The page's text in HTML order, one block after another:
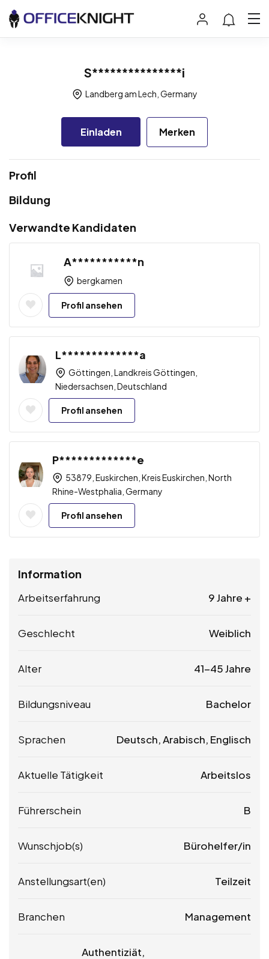
S***************i
Landberg am Lech, Germany
Einladen Merken
Profil
Bildung
Verwandte Kandidaten
A***********n
bergkamen
Profil ansehen
L*************a
Göttingen, Landkreis Göttingen,
Niedersachsen, Deutschland
Profil ansehen
P*************e
53879, Euskirchen, Kreis Euskirchen, North
Rhine-Westphalia, Germany
Profil ansehen
Information
Arbeitserfahrung 9 Jahre +
Geschlecht Weiblich
Alter 41-45 Jahre
Bildungsniveau Bachelor
Sprachen Deutsch, Arabisch, Englisch
Aktuelle Tätigkeit Arbeitslos
Führerschein B
Wunschjob(s) Bürohelfer/in
Anstellungsart(en) Teilzeit
Branchen Management
Authentiziät,